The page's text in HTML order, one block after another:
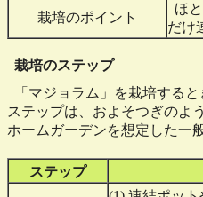
栽培のポイント
ほ
だけ
栽培のステップ
「マジョラム」を栽培する
ステップは、およそつぎのよ
ホームガーデンを想定した一
ステップ